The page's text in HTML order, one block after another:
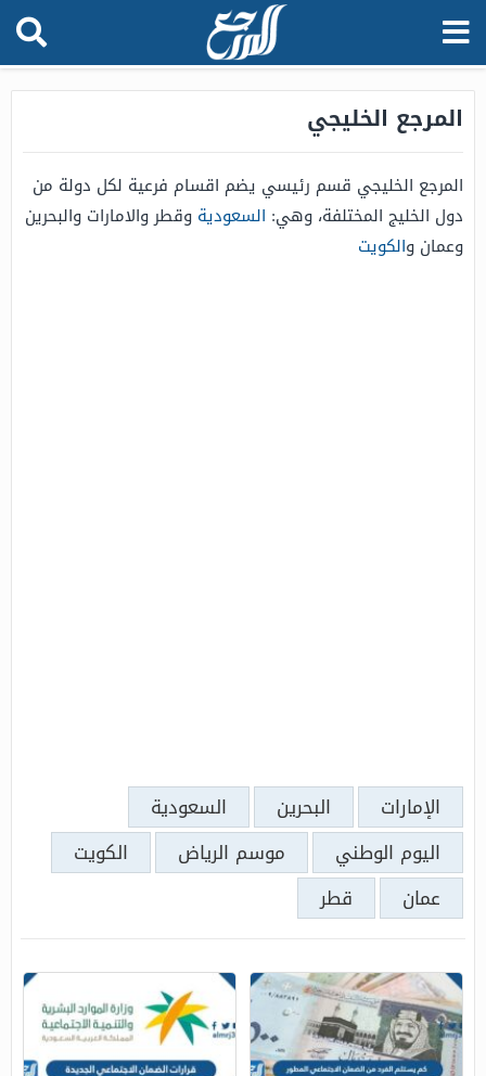
المرجع الخليجي
المرجع الخليجي قسم رئيسي يضم اقسام فرعية لكل دولة من
دول الخليج المختلفة، وهي: السعودية وقطر والامارات والبحرين
وعمان والكويت
الإمارات البحرين
السعودية
اليوم الوطني
موسم الرياض
الكويت
عمان
قطر